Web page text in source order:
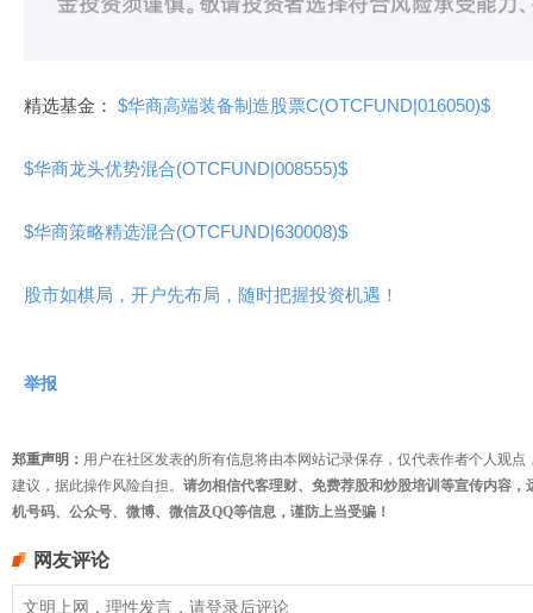
精选基金： $华商高端装备制造股票C(OTCFUND|016050)$
$华商龙头优势混合(OTCFUND|008555)$
$华商策略精选混合(OTCFUND|630008)$
股市如棋局，开户先布局，随时把握投资机遇！
举报
郑重声明： 用户在社区发表的所有信息将由本网站记录保存，仅代表作者个人观
建议，据此操作风险自担。 请勿相信代客理财、免费荐股和炒股培训等宣传内容
机号码、公众号、微博、微信及QQ等信息，谨防上当受骗！
网友评论